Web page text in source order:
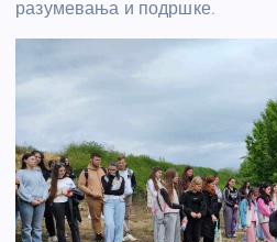
разумевања и подршке.